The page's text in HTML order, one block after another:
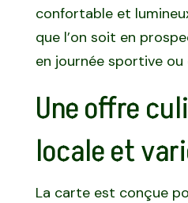
confortable et
que l’on soit en
en journée sportive ou
Une offre
locale et
La carte est conçue